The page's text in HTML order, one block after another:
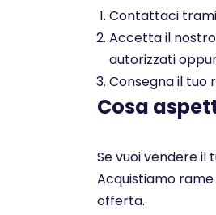
Contattaci
Accetta il
autorizzati
Consegna il tuo
Cosa
Se vuoi vendere
Acquistiamo
offerta.